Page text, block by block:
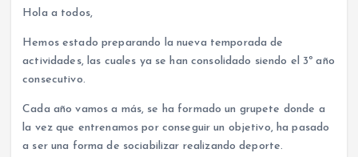
Hola a todos,
Hemos estado preparando la nueva temporada de
actividades, las cuales ya se han consolidado siendo el 3º año
consecutivo.
Cada año vamos a más, se ha formado un grupete donde a
la vez que entrenamos por conseguir un objetivo, ha pasado
a ser una forma de sociabilizar realizando deporte.